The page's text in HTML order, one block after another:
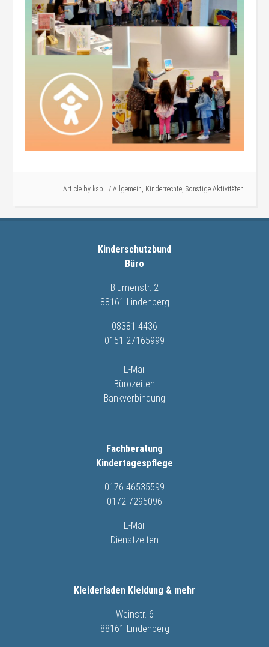
Article by ksbli / Allgemein, Kinderrechte, Sonstige Aktivitäten
Kinderschutzbund
Büro
Blumenstr. 2
88161 Lindenberg
08381 4436
0151 27165999
E-Mail
Bürozeiten
Bankverbindung
Fachberatung
Kindertagespflege
0176 46535599
0172 7295096
E-Mail
Dienstzeiten
Kleiderladen Kleidung & mehr
Weinstr. 6
88161 Lindenberg